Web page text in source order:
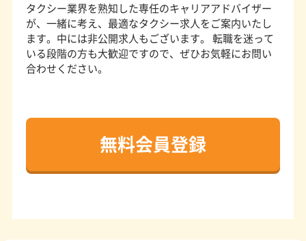
タクシー業界を熟知した専任のキャリアアドバイザー
が、一緒に考え、最適なタクシー求人をご案内いたし
ます。中には非公開求人もございます。 転職を迷って
いる段階の方も大歓迎ですので、ぜひお気軽にお問い
合わせください。
無料会員登録